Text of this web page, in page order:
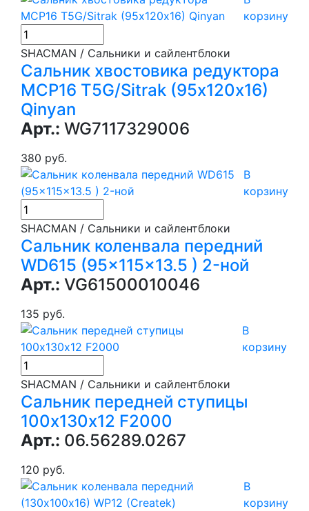
корзину
SHACMAN / Сальники и сайлентблоки
Сальник хвостовика редуктора
MCP16 T5G/Sitrak (95х120х16)
Qinyan
Арт.: WG7117329006
380 руб.
В
корзину
SHACMAN / Сальники и сайлентблоки
Сальник коленвала передний
WD615 (95x115x13.5 ) 2-ной
Арт.: VG61500010046
135 руб.
В
корзину
SHACMAN / Сальники и сайлентблоки
Сальник передней ступицы
100х130х12 F2000
Арт.: 06.56289.0267
120 руб.
В
корзину